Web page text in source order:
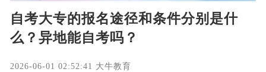
自考大专的报名途径和条件分别是什
么？异地能自考吗？
2026-06-01 02:52:41 大牛教育